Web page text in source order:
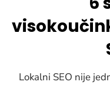
Lokalni SEO nije